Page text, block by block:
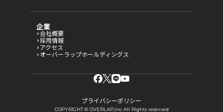
企業
会社概要
採用情報
アクセス
オーバーラップホールディングス
プライバシーポリシー
COPYRIGHT © OVERLAP,inc All Rights reserved